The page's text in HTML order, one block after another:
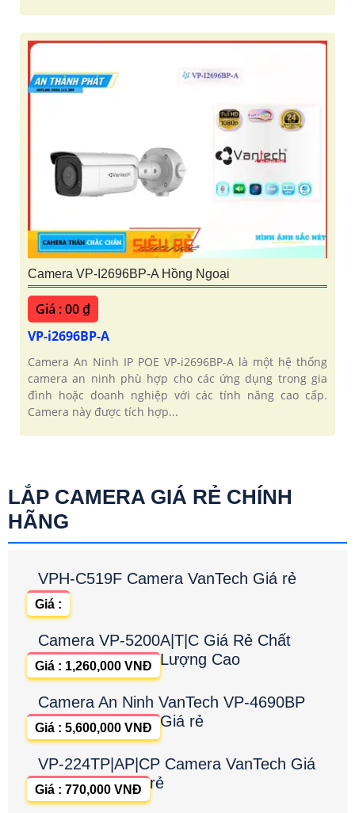
Camera VP-I2696BP-A Hồng Ngoại
Giá : 00 ₫
VP-i2696BP-A
Camera An Ninh IP POE VP-i2696BP-A là một hệ thống
camera an ninh phù hợp cho các ứng dụng trong gia
đình hoặc doanh nghiệp với các tính năng cao cấp.
Camera này được tích hợp...
LẮP CAMERA GIÁ RẺ CHÍNH
HÃNG
VPH-C519F Camera VanTech Giá rẻ
Giá :
Camera VP-5200A|T|C Giá Rẻ Chất
Lượng Cao
Giá : 1,260,000 VNĐ
Camera An Ninh VanTech VP-4690BP
Giá rẻ
Giá : 5,600,000 VNĐ
VP-224TP|AP|CP Camera VanTech Giá
rẻ
Giá : 770,000 VNĐ